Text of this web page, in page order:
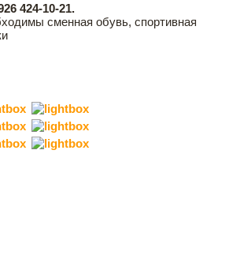
424-10-21.
сменная обувь, спортивная